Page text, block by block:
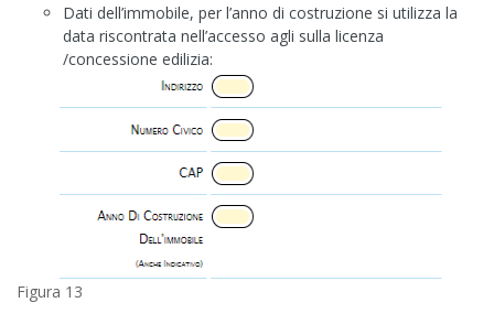
Dati dell’immobile, per l’anno di costruzione si utilizza la
data riscontrata nell’accesso agli sulla licenza
/concessione edilizia:
Figura 13